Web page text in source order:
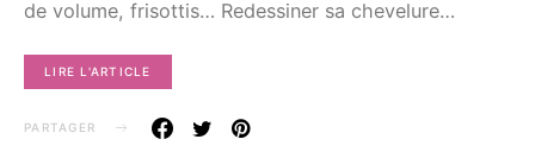
de volume, frisottis… Redessiner sa chevelure…
LIRE L'ARTICLE
PARTAGER